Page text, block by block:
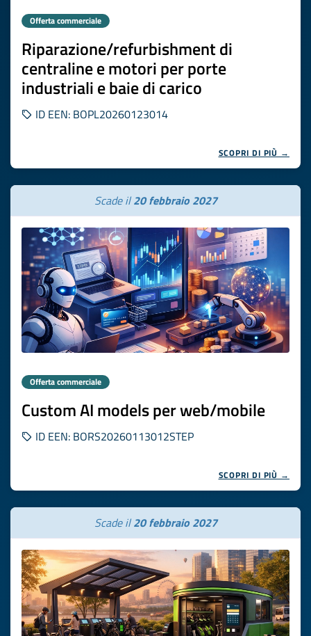
Offerta commerciale
Riparazione/refurbishment di
centraline e motori per porte
industriali e baie di carico
ID EEN: BOPL20260123014
SCOPRI DI PIÙ →
Scade il20 febbraio 2027
Offerta commerciale
Custom AI models per web/mobile
ID EEN: BORS20260113012STEP
SCOPRI DI PIÙ →
Scade il20 febbraio 2027